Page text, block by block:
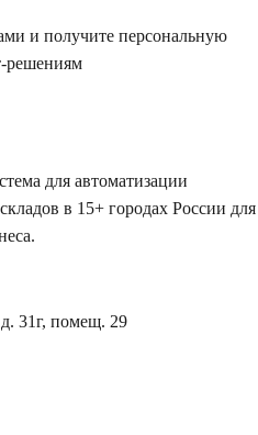
и получите персональную
решениям
для автоматизации
в 15+ городах России для
31г, помещ. 29